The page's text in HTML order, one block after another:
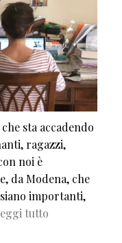
sta accadendo
ragazzi,
noi è
da Modena, che
importanti,
tutto